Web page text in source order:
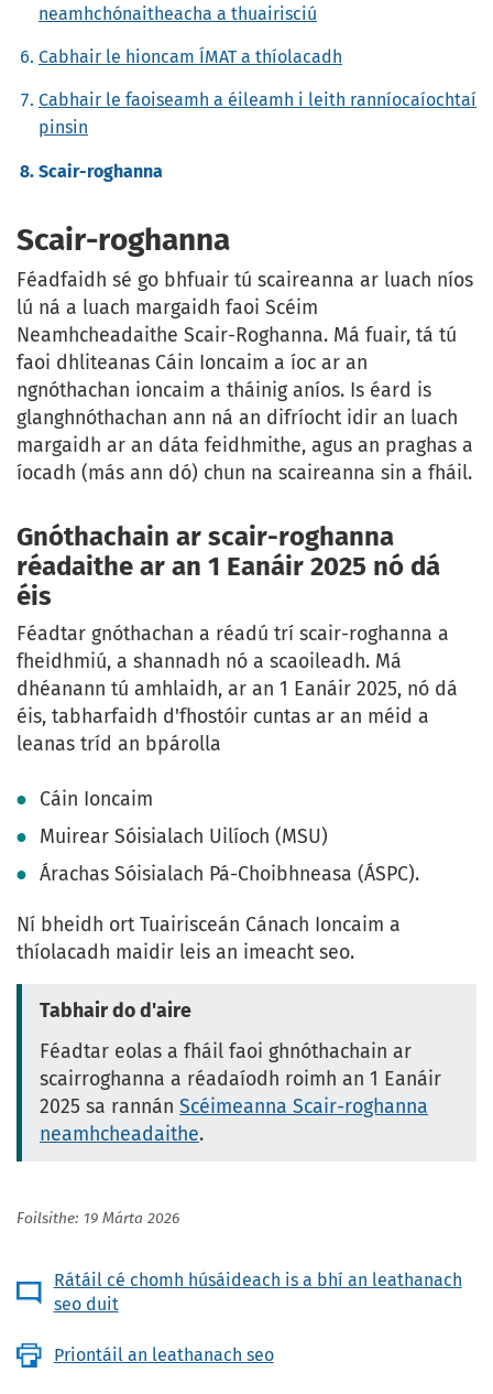
neamhchónaitheacha a thuairisciú
Cabhair le hioncam ÍMAT a thíolacadh
Cabhair le faoiseamh a éileamh i leith ranníocaíochtaí
pinsin
Scair-roghanna
Scair-roghanna
Féadfaidh sé go bhfuair tú scaireanna ar luach níos
lú ná a luach margaidh faoi Scéim
Neamhcheadaithe Scair-Roghanna. Má fuair, tá tú
faoi dhliteanas Cáin Ioncaim a íoc ar an
ngnóthachan ioncaim a tháinig aníos. Is éard is
glanghnóthachan ann ná an difríocht idir an luach
margaidh ar an dáta feidhmithe, agus an praghas a
íocadh (más ann dó) chun na scaireanna sin a fháil.
Gnóthachain ar scair-roghanna
réadaithe ar an 1 Eanáir 2025 nó dá
éis
Féadtar gnóthachan a réadú trí scair-roghanna a
fheidhmiú, a shannadh nó a scaoileadh. Má
dhéanann tú amhlaidh, ar an 1 Eanáir 2025, nó dá
éis, tabharfaidh d'fhostóir cuntas ar an méid a
leanas tríd an bpárolla
Cáin Ioncaim
Muirear Sóisialach Uilíoch (MSU)
Árachas Sóisialach Pá-Choibhneasa (ÁSPC).
Ní bheidh ort Tuairisceán Cánach Ioncaim a
thíolacadh maidir leis an imeacht seo.
Tabhair do d'aire
Féadtar eolas a fháil faoi ghnóthachain ar
scairroghanna a réadaíodh roimh an 1 Eanáir
2025 sa rannán Scéimeanna Scair-roghanna
neamhcheadaithe.
Foilsithe: 19 Márta 2026
Rátáil cé chomh húsáideach is a bhí an leathanach
seo duit
Priontáil an leathanach seo